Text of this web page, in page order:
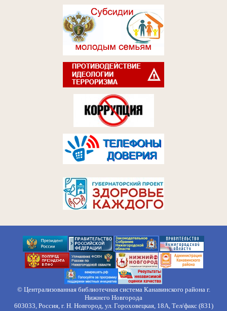
© Централизованная библиотечная система Канавинского района г.
Нижнего Новгорода
603033, Россия, г. Н. Новгород, ул. Гороховецкая, 18А, Тел/факс (831)